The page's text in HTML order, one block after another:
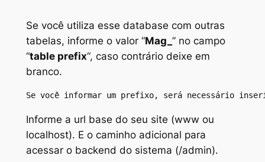
Se você utiliza esse database com outras
tabelas, informe o valor “Mag_ ” no campo
“table prefix“, caso contrário deixe em
branco.
Se você informar um prefixo, será necessário
Informe a url base do seu site (www ou
localhost). E o caminho adicional para
acessar o backend do sistema (/admin).